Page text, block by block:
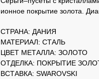
ионное покрытие золота.
СТРАНА: ДАНИЯ
МАТЕРИАЛ: СТАЛЬ
ЦВЕТ МЕТАЛЛА: ЗОЛОТО
ОТДЕЛКА: ПОКРЫТИЕ
ВСТАВКА: SWAROVSKI